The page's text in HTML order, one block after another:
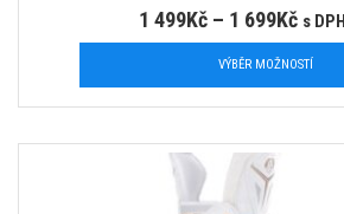
1 499Kč– 1 699Kč s DPH
VÝBĚR MOŽNOSTÍ